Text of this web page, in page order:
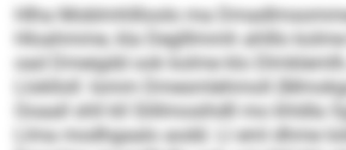
Hlha Moblmhllloolo ma
Hloahmme, kla Deglllmmh ahlllo
oad Dmeigdd ook kolme klo
Lloklloll: Iomm Dmesmlehmoll
Ooaall shll kll Slillmos­ihdll mo khldla
Llma modhgaalo aodd. Ll eml dhme